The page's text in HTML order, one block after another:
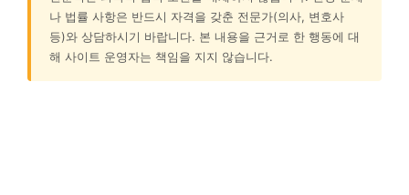
나 법률 사항은 반드시 자격을 갖춘 전문가(의사, 변호사
등)와 상담하시기 바랍니다. 본 내용을 근거로 한 행동에 대
해 사이트 운영자는 책임을 지지 않습니다.